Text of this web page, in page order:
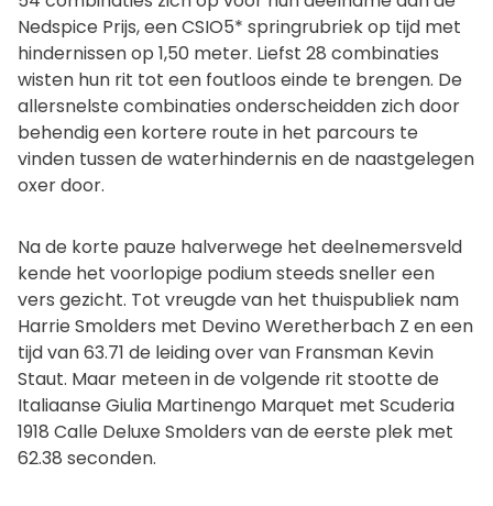
Nedspice Prijs, een CSIO5* springrubriek op tijd met
hindernissen op 1,50 meter. Liefst 28 combinaties
wisten hun rit tot een foutloos einde te brengen. De
allersnelste combinaties onderscheidden zich door
behendig een kortere route in het parcours te
vinden tussen de waterhindernis en de naastgelegen
oxer door.
Na de korte pauze halverwege het deelnemersveld
kende het voorlopige podium steeds sneller een
vers gezicht. Tot vreugde van het thuispubliek nam
Harrie Smolders met Devino Weretherbach Z en een
tijd van 63.71 de leiding over van Fransman Kevin
Staut. Maar meteen in de volgende rit stootte de
Italiaanse Giulia Martinengo Marquet met Scuderia
1918 Calle Deluxe Smolders van de eerste plek met
62.38 seconden.